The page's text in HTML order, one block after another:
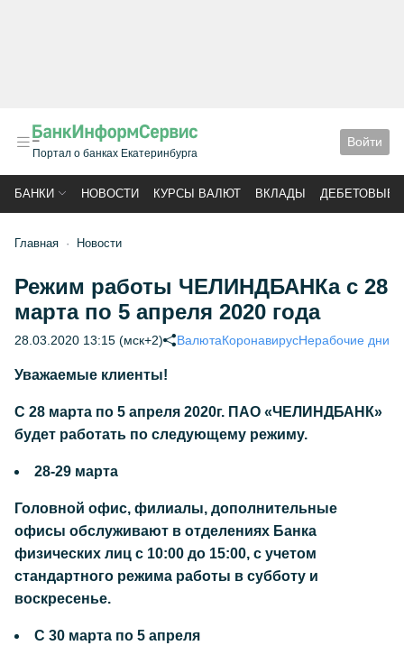
Портал о банках Екатеринбурга
Войти
БАНКИ НОВОСТИ КУРСЫ ВАЛЮТ ВКЛАДЫ ДЕБЕТОВЫЕ
Главная Новости
Режим работы ЧЕЛИНДБАНКа с 28
марта по 5 апреля 2020 года
28.03.2020 13:15 (мск+2) ВалютаКоронавирусНерабочие дни
Уважаемые клиенты!
С 28 марта по 5 апреля 2020г. ПАО «ЧЕЛИНДБАНК»
будет работать по следующему режиму.
28-29 марта
Головной офис, филиалы, дополнительные
офисы обслуживают в отделениях Банка
физических лиц с 10:00 до 15:00, с учетом
стандартного режима работы в субботу и
воскресенье.
С 30 марта по 5 апреля